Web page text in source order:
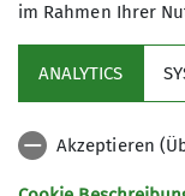
Sektion
Aktuelles
im Rahmen Ihrer
ANALYTICS
Akzeptieren